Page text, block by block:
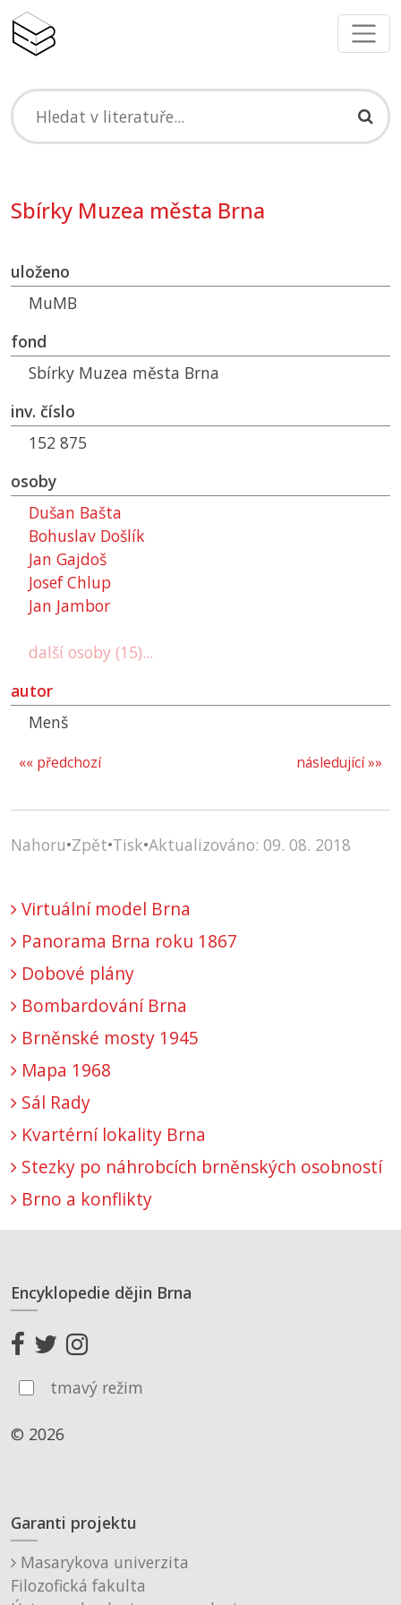
Sbírky Muzea města Brna
uloženo
MuMB
fond
Sbírky Muzea města Brna
inv. číslo
152 875
osoby
Dušan Bašta
Bohuslav Došlík
Jan Gajdoš
Josef Chlup
Jan Jambor
další osoby (15)...
autor
Menš
následující »»
«« předchozí
Nahoru•Zpět•Tisk•Aktualizováno: 09. 08. 2018
Virtuální model Brna
Panorama Brna roku 1867
Dobové plány
Bombardování Brna
Brněnské mosty 1945
Mapa 1968
Sál Rady
Kvartérní lokality Brna
Stezky po náhrobcích brněnských osobností
Brno a konflikty
Encyklopedie dějin Brna
tmavý režim
© 2026
Garanti projektu
Masarykova univerzita
Filozofická fakulta